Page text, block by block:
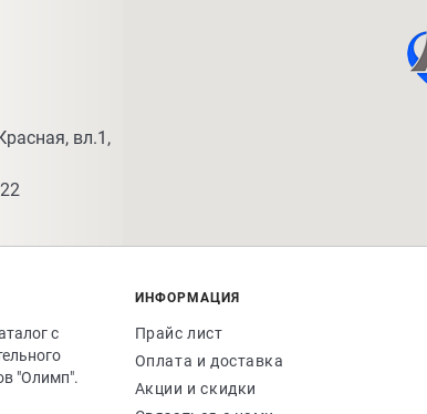
вл.1,
с
"Олимп".
ИНФОРМАЦИЯ
Прайс лист
Оплата и доставка
Акции и скидки